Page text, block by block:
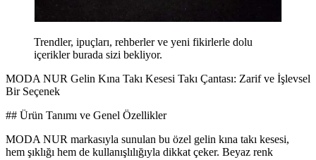
Trendler, ipuçları, rehberler ve yeni fikirlerle dolu
içerikler burada sizi bekliyor.
MODA NUR Gelin Kına Takı Kesesi Takı Çantası: Zarif ve İşlevsel
Bir Seçenek
## Ürün Tanımı ve Genel Özellikler
MODA NUR markasıyla sunulan bu özel gelin kına takı kesesi,
hem şıklığı hem de kullanışlılığıyla dikkat çeker. Beyaz renk